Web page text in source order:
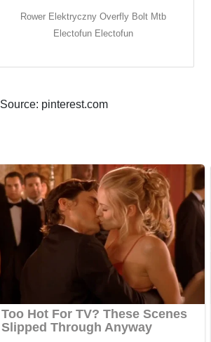
Rower Elektryczny Overfly Bolt Mtb
Electofun Electofun
Source: pinterest.com